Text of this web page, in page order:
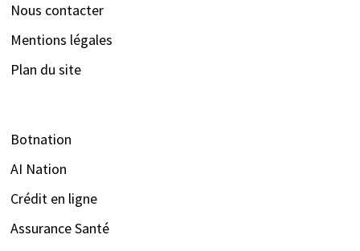
Nous contacter
Mentions légales
Plan du site
Botnation
AI Nation
Crédit en ligne
Assurance Santé